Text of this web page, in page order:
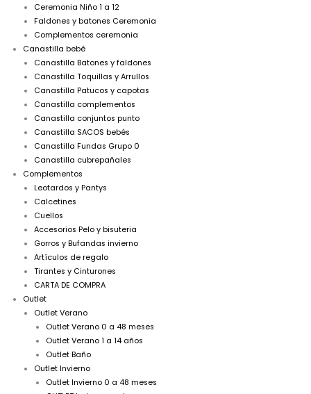
Ceremonia Niño 1 a 12
Faldones y batones Ceremonia
Complementos ceremonia
Canastilla bebé
Canastilla Batones y faldones
Canastilla Toquillas y Arrullos
Canastilla Patucos y capotas
Canastilla complementos
Canastilla conjuntos punto
Canastilla SACOS bebés
Canastilla Fundas Grupo 0
Canastilla cubrepañales
Complementos
Leotardos y Pantys
Calcetines
Cuellos
Accesorios Pelo y bisuteria
Gorros y Bufandas invierno
Artículos de regalo
Tirantes y Cinturones
CARTA DE COMPRA
Outlet
Outlet Verano
Outlet Verano 0 a 48 meses
Outlet Verano 1 a 14 años
Outlet Baño
Outlet Invierno
Outlet Invierno 0 a 48 meses